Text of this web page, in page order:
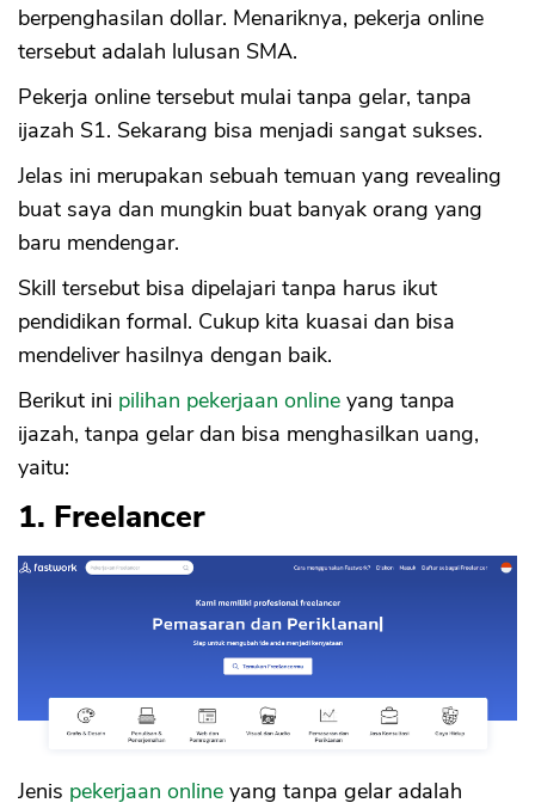
berpenghasilan dollar. Menariknya, pekerja online
tersebut adalah lulusan SMA.
Pekerja online tersebut mulai tanpa gelar, tanpa
ijazah S1. Sekarang bisa menjadi sangat sukses.
Jelas ini merupakan sebuah temuan yang revealing
buat saya dan mungkin buat banyak orang yang
baru mendengar.
Skill tersebut bisa dipelajari tanpa harus ikut
pendidikan formal. Cukup kita kuasai dan bisa
mendeliver hasilnya dengan baik.
Berikut ini pilihan pekerjaan online yang tanpa
ijazah, tanpa gelar dan bisa menghasilkan uang,
yaitu:
1. Freelancer
Jenis pekerjaan online yang tanpa gelar adalah